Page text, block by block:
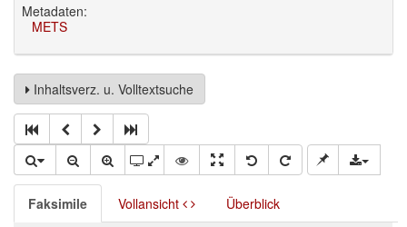
Metadaten:
METS
Inhaltsverz. u. Volltextsuche
Faksimile Vollansicht Überblick